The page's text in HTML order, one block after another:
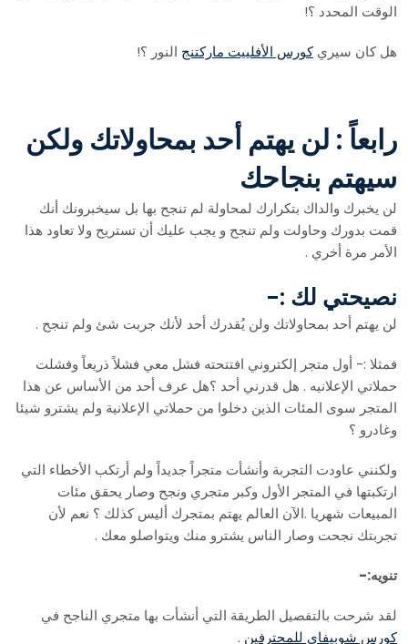
الوقت المحدد ؟!
هل كان سيريكورس الأفلييت ماركتنج النور ؟!
رابعاً : لن يهتم أحد بمحاولاتك ولكن
سيهتم بنجاحك
لن يخبرك والداك بتكرارك لمحاولة لم تنجح بها بل سيخبرونك أنك
قمت بدورك وحاولت ولم تنجح و يجب عليك أن تستريح ولا تعاود هذا
الأمر مرة أخري .
نصيحتي لك :-
لن يهتم أحد بمحاولاتك ولن يُقدرك أحد لأنك جربت شئ ولم تنجح .
فمثلا :- أول متجر إلكتروني افتتحته فشل معي فشلاً ذريعاً وفشلت
حملاتي الإعلانيه . هل قدرني أحد ؟هل عرف أحد من الأساس عن هذا
المتجر سوى المئات الذين دخلوا من حملاتي الإعلانية ولم يشترو شيئا
وغادرو ؟
ولكنني عاودت التجربة وأنشأت متجراً جديداً ولم أرتكب الأخطاء التي
ارتكبتها في المتجر الأول وكبر متجري ونجح وصار يحقق مئات
المبيعات شهريا .الآن العالم يهتم بمتجرك أليس كذلك ؟ نعم لأن
تجربتك نجحت وصار الناس يشترو منك ويتواصلو معك .
تنويه:-
لقد شرحت بالتفصيل الطريقة التي أنشأت بها متجري الناجح في
كورس شوبيفاي للمحترفين .